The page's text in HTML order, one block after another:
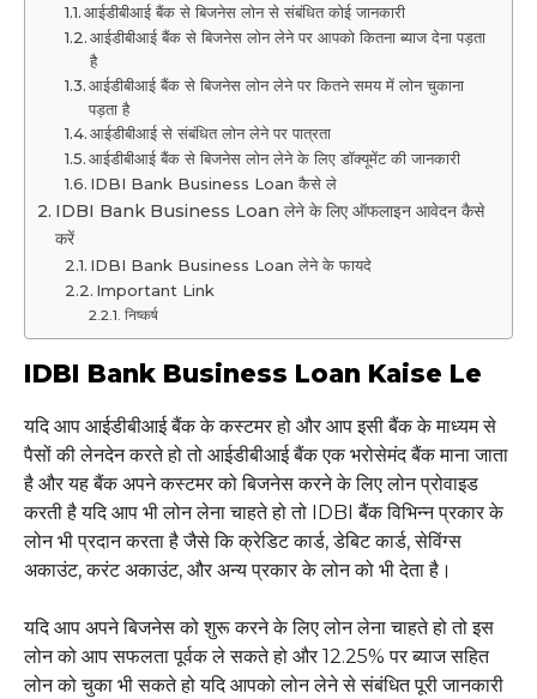
आईडीबीआई बैंक से बिजनेस लोन से संबंधित कोई जानकारी
आईडीबीआई बैंक से बिजनेस लोन लेने पर आपको कितना ब्याज देना पड़ता
है
आईडीबीआई बैंक से बिजनेस लोन लेने पर कितने समय में लोन चुकाना
पड़ता है
आईडीबीआई से संबंधित लोन लेने पर पात्रता
आईडीबीआई बैंक से बिजनेस लोन लेने के लिए डॉक्यूमेंट की जानकारी
IDBI Bank Business Loan कैसे ले
IDBI Bank Business Loan लेने के लिए ऑफलाइन आवेदन कैसे
करें
IDBI Bank Business Loan लेने के फायदे
Important Link
निष्कर्ष
IDBI Bank Business Loan Kaise Le
यदि आप आईडीबीआई बैंक के कस्टमर हो और आप इसी बैंक के माध्यम से
पैसों की लेनदेन करते हो तो आईडीबीआई बैंक एक भरोसेमंद बैंक माना जाता
है और यह बैंक अपने कस्टमर को बिजनेस करने के लिए लोन प्रोवाइड
करती है यदि आप भी लोन लेना चाहते हो तो IDBI बैंक विभिन्न प्रकार के
लोन भी प्रदान करता है जैसे कि क्रेडिट कार्ड, डेबिट कार्ड, सेविंग्स
अकाउंट, करंट अकाउंट, और अन्य प्रकार के लोन को भी देता है।
यदि आप अपने बिजनेस को शुरू करने के लिए लोन लेना चाहते हो तो इस
लोन को आप सफलता पूर्वक ले सकते हो और 12.25% पर ब्याज सहित
लोन को चुका भी सकते हो यदि आपको लोन लेने से संबंधित पूरी जानकारी